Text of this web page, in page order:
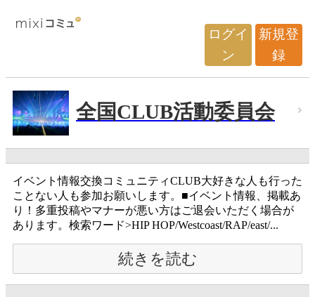
ログイ
ン
新規登
録
全国CLUB活動委員会
イベント情報交換コミュニティCLUB大好きな人も行った
ことない人も参加お願いします。■イベント情報、掲載あ
り！多重投稿やマナーが悪い方はご退会いただく場合が
あります。検索ワード>HIP HOP/Westcoast/RAP/east/...
続きを読む